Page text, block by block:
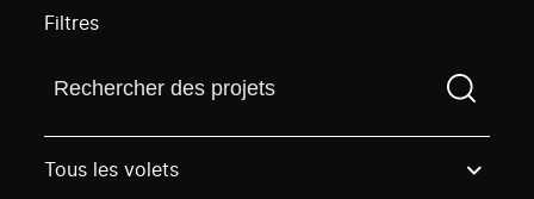
Filtres
Trouvez un projetVous devez saisir un terme de
Tous les volets